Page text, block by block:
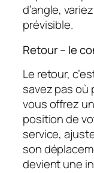
d’angle,
prévisible.
Retour – le
Le retour,
savez pas où
vous offrez
position de
service,
son
devient une